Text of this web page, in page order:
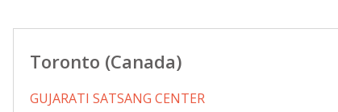
Toronto (Canada)
GUJARATI SATSANG CENTER